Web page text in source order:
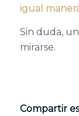
igual
Sin duda,
mirarse.
Compartir